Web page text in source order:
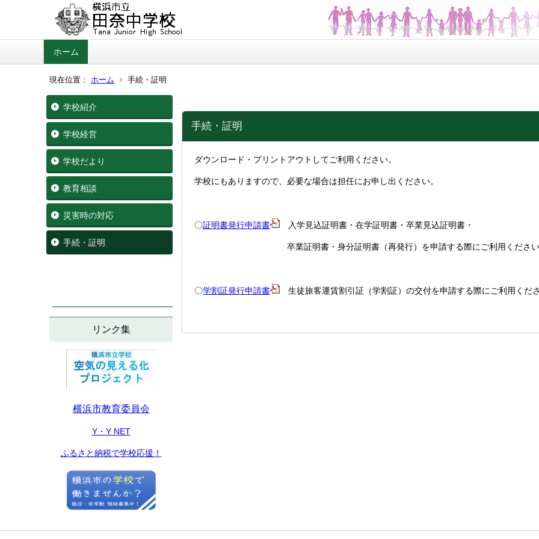
ホーム
現在位置： ホーム 手続・証明
学校紹介
学校経営
学校だより
教育相談
災害時の対応
手続・証明
リンク集
横浜市教育委員会
Y・Y NET
ふるさと納税で学校応援！
手続・証明
ダウンロード・プリントアウトしてご利用ください。
学校にもありますので、必要な場合は担任にお申し出ください。
〇証明書発行申請書 入学見込証明書・在学証明書・卒業見込証明書・
卒業証明書・身分証明書（再発行）を申請する際にご利用ください
〇学割証発行申請書 生徒旅客運賃割引証（学割証）の交付を申請する際にご利用くだ